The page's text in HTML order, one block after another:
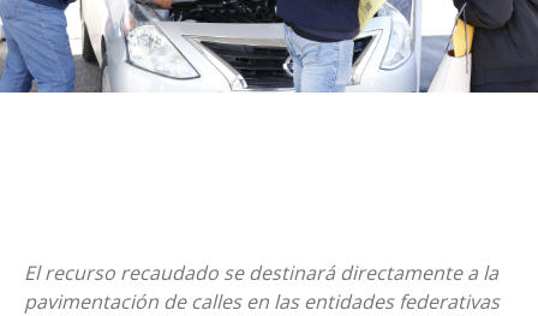
El recurso recaudado se destinará directamente a la
pavimentación de calles en las entidades federativas